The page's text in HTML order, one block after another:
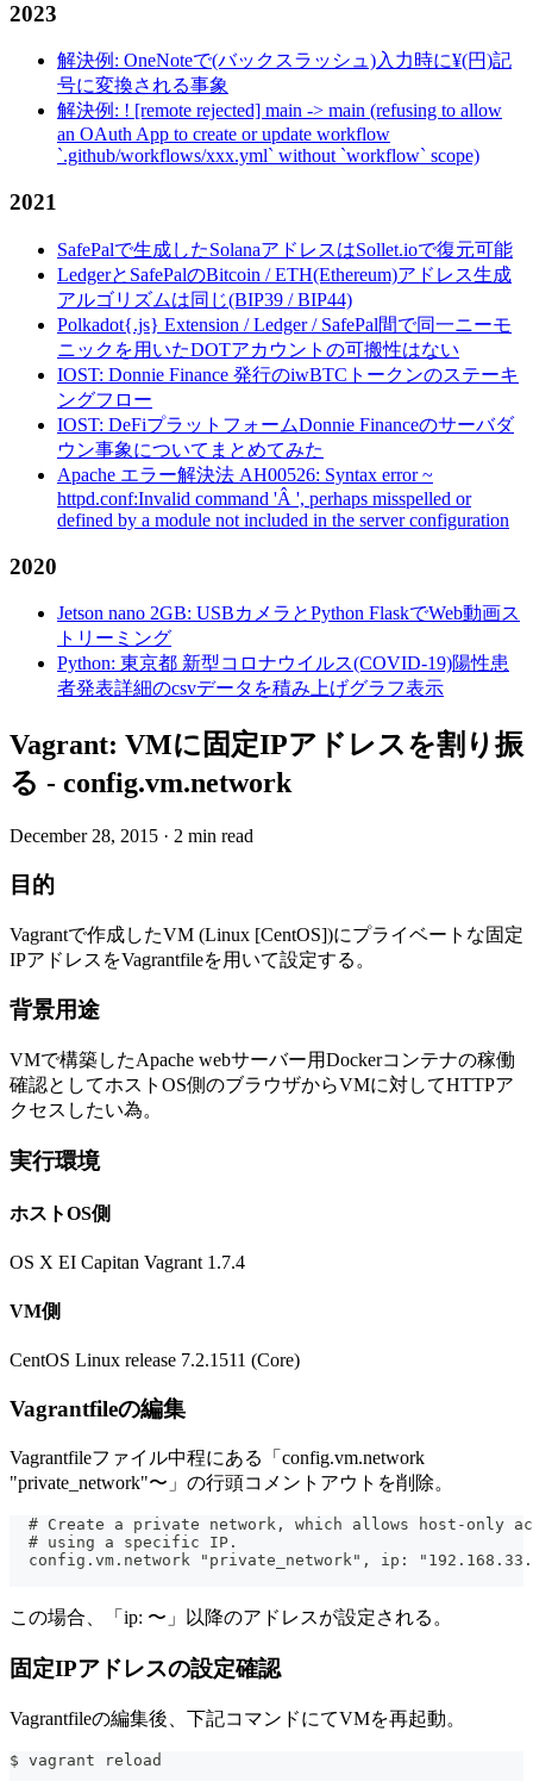
2023
解決例: OneNoteで(バックスラッシュ)入力時に¥(円)記
号に変換される事象
解決例: ! [remote rejected] main -> main (refusing to allow
an OAuth App to create or update workflow
`.github/workflows/xxx.yml` without `workflow` scope)
2021
SafePalで生成したSolanaアドレスはSollet.ioで復元可能
LedgerとSafePalのBitcoin / ETH(Ethereum)アドレス生成
アルゴリズムは同じ(BIP39 / BIP44)
Polkadot{.js} Extension / Ledger / SafePal間で同一ニーモ
ニックを用いたDOTアカウントの可搬性はない
IOST: Donnie Finance 発行のiwBTCトークンのステーキ
ングフロー
IOST: DeFiプラットフォームDonnie Financeのサーバダ
ウン事象についてまとめてみた
Apache エラー解決法 AH00526: Syntax error ~
httpd.conf:Invalid command 'Â ', perhaps misspelled or
defined by a module not included in the server configuration
2020
Jetson nano 2GB: USBカメラとPython FlaskでWeb動画ス
トリーミング
Python: 東京都 新型コロナウイルス(COVID-19)陽性患
者発表詳細のcsvデータを積み上げグラフ表示
Vagrant: VMに固定IPアドレスを割り振
る - config.vm.network
December 28, 2015 · 2 min read
目的
Vagrantで作成したVM (Linux [CentOS])にプライベートな固定
IPアドレスをVagrantfileを用いて設定する。
背景用途
VMで構築したApache webサーバー用Dockerコンテナの稼働
確認としてホストOS側のブラウザからVMに対してHTTPア
クセスしたい為。
実行環境
ホストOS側
OS X EI Capitan Vagrant 1.7.4
VM側
CentOS Linux release 7.2.1511 (Core)
Vagrantfileの編集
Vagrantfileファイル中程にある「config.vm.network
"private_network"〜」の行頭コメントアウトを削除。
# Create a private network, which allows host-only
  # using a specific IP.
config.vm.network "private_network", ip:
この場合、「ip: 〜」以降のアドレスが設定される。
固定IPアドレスの設定確認
Vagrantfileの編集後、下記コマンドにてVMを再起動。
$ vagrant reload